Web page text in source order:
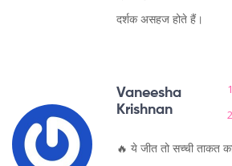
दर्शक असहज होते हैं।
Vaneesha
Krishnan
🔥 ये जीत तो सच्ची ताकत